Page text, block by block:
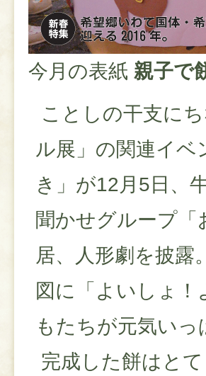
今月の表紙 親子で
ことしの干支に
ル展」の関連イ
き」が12月5日、
聞かせグループ「
居、人形劇を披露
図に「よいしょ
もたちが元気い
完成した餅はと